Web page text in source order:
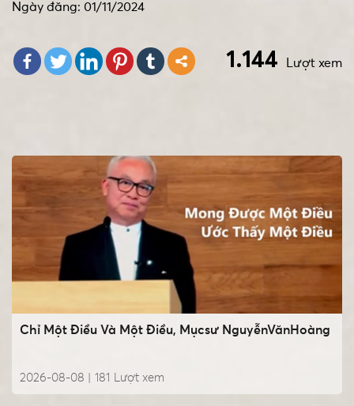
Ngày đăng: 01/11/2024
Lượt xem
1.144
Chỉ Một Điều Và Một Điều, Mụcsư NguyễnVănHoàng
2026-08-08 | Lượt xem
181